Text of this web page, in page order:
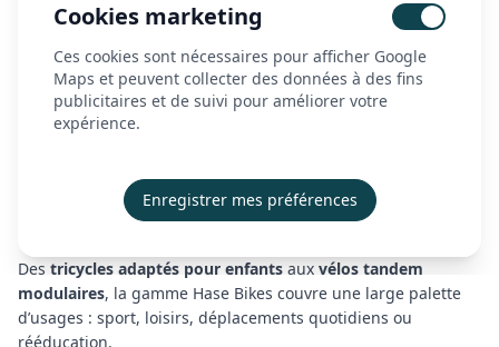
À propos
Actualités
Démonstration
Créer mon compte
Se connecter
l’inclusion
Ce qui fait la force de Hase Bikes, c’est unephilosophie
tournée vers l’accessibilité, la sécurité et le plaisir de rouler
Chaque modèle est conçu avecprécision, ergonomie et
pour s’adapter aux besoins spécifiques des
fluide, confortable et sûre.
Des tricycles adaptés pour enfants aux vélos tandem
modulaires, la gamme Hase Bikes couvre une large palette
d’usages : sport, loisirs, déplacements quotidiens ou
rééducation.
Cookies marketing
Ces cookies sont nécessaires pour afficher Google
Maps et peuvent collecter des données à des fins
publicitaires et de suivi pour améliorer votre
expérience.
Enregistrer mes préférences